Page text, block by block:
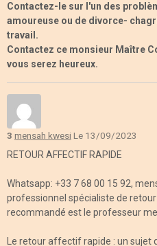
Contactez-le sur l'un des
amoureuse ou de divorce-
travail.
Contactez ce monsieur Maître
vous serez heureux.
3 mensah kwesiLe 13/09/2023
RETOUR AFFECTIF RAPIDE
Whatsapp: +33 7 68 00 15 92,
professionnel spécialiste de
recommandé est le professeur
Le retour affectif rapide : un sujet